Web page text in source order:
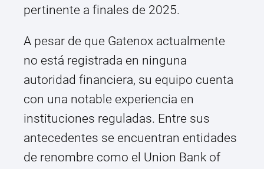
pertinente a finales de 2025.
A pesar de que Gatenox actualmente
no está registrada en ninguna
autoridad financiera, su equipo cuenta
con una notable experiencia en
instituciones reguladas. Entre sus
antecedentes se encuentran entidades
de renombre como el Union Bank of